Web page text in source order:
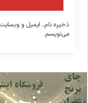
ذخیره نام، ایمیل و
می‌نویسم.